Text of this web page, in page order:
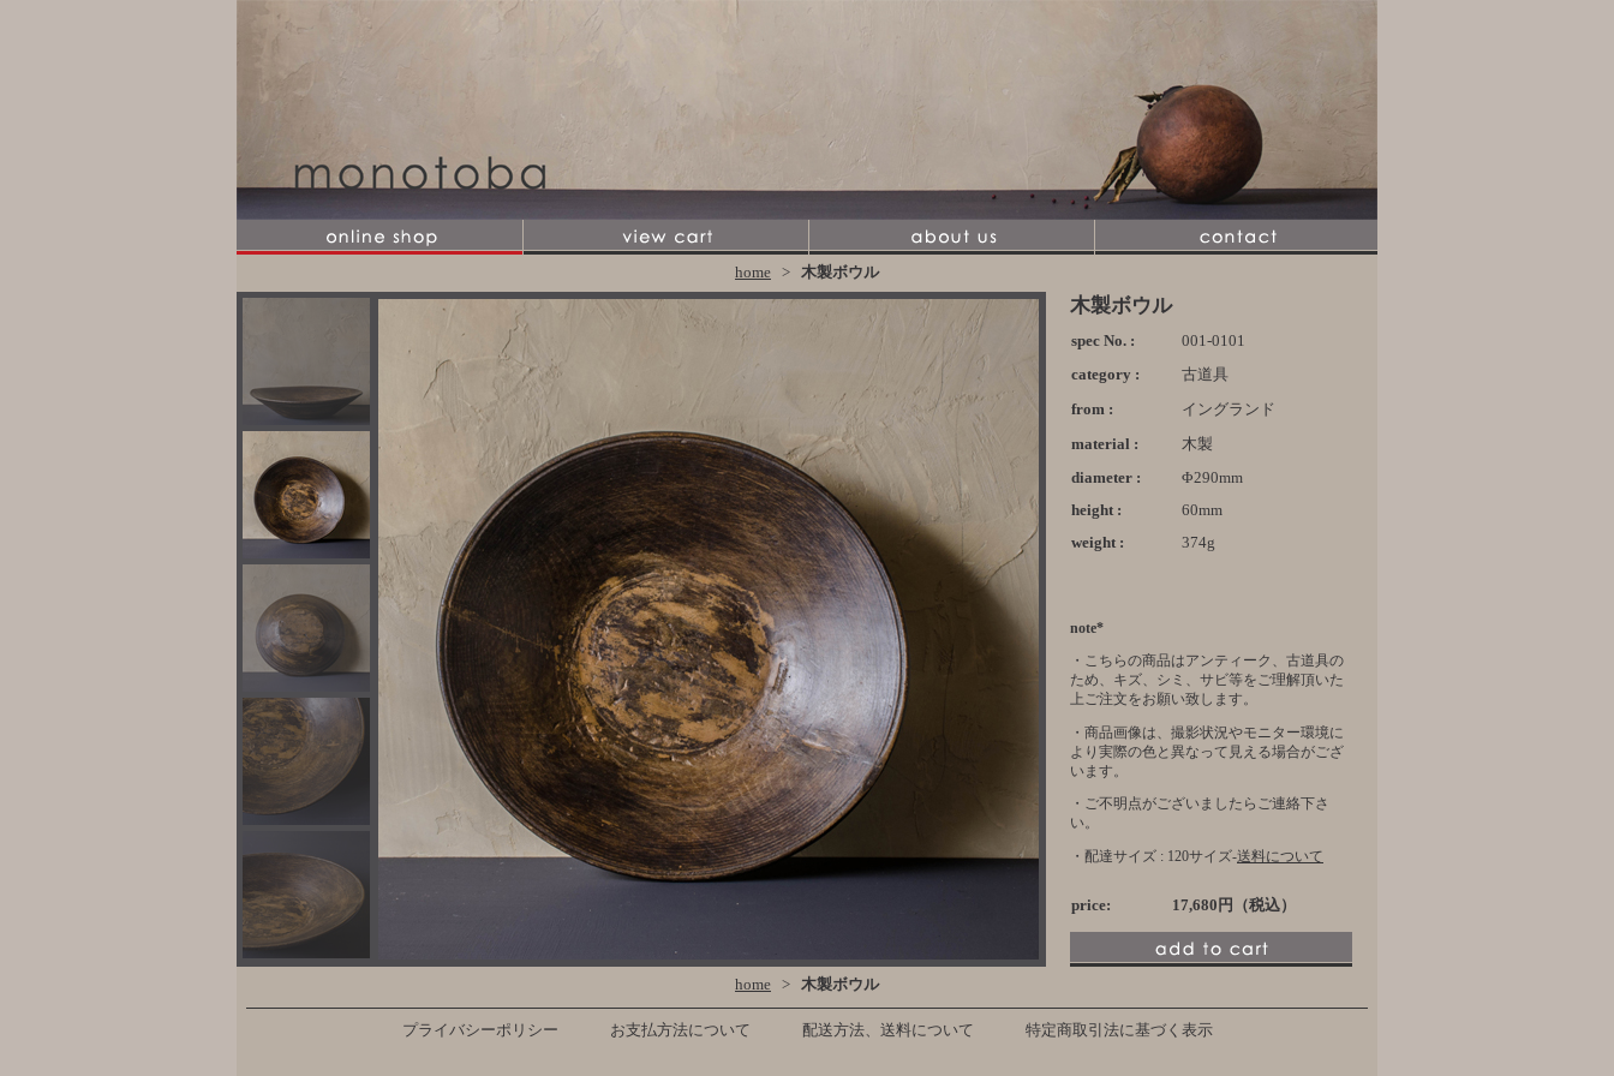
home > 木製ボウル
木製ボウル
spec No. :
001-0101
category :
古道具
from : イングランド
material :
木製
diameter :
Φ290mm
height :
60mm
weight :
374g
note*
・こちらの商品はアンティーク、古道具の
ため、キズ、シミ、サビ等をご理解頂いた
上ご注文をお願い致します。
・商品画像は、撮影状況やモニター環境に
より実際の色と異なって見える場合がござ
います。
・ご不明点がございましたらご連絡下さ
い。
・配達サイズ : 120サイズ-送料について
price: 17,680円（税込）
home > 木製ボウル
プライバシーポリシー お支払方法について 配送方法、送料について 特定商取引法に基づく表示